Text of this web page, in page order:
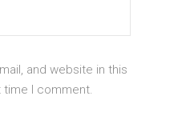
and website in this
I comment.